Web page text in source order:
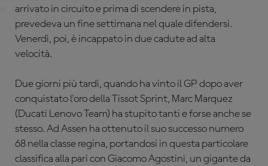
arrivato in circuito e prima di scendere in pista,
prevedeva un fine settimana nel quale difendersi.
Venerdì, poi, è incappato in due cadute ad alta
velocità.
Due giorni più tardi, quando ha vinto il GP dopo aver
conquistato l'oro della Tissot Sprint, Marc Marquez
(Ducati Lenovo Team) ha stupito tanti e forse anche se
stesso. Ad Assen ha ottenuto il suo successo numero
68 nella classe regina, portandosi in questa particolare
classifica alla pari con Giacomo Agostini, un gigante da